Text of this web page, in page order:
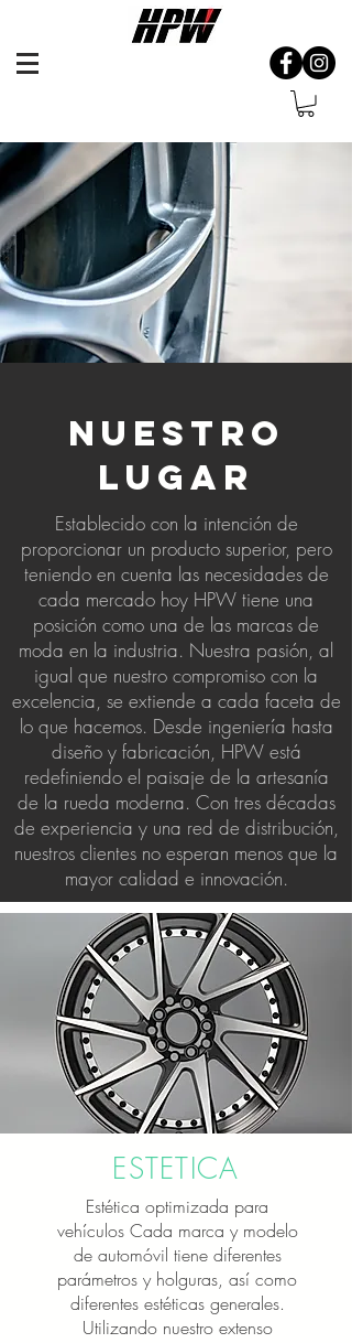
NUESTRO
LUGAR
Establecido con la intención de
proporcionar un producto superior, pero
teniendo en cuenta las necesidades de
cada mercado hoy HPW tiene una
posición como una de las marcas de
moda en la industria. Nuestra pasión, al
igual que nuestro compromiso con la
excelencia, se extiende a cada faceta de
lo que hacemos. Desde ingeniería hasta
diseño y fabricación, HPW está
redefiniendo el paisaje de la artesanía
de la rueda moderna. Con tres décadas
de experiencia y una red de distribución,
nuestros clientes no esperan menos que la
mayor calidad e innovación.
ESTETICA
Estética optimizada para
vehículos Cada marca y modelo
de automóvil tiene diferentes
parámetros y holguras, así como
diferentes estéticas generales.
Utilizando nuestro extenso